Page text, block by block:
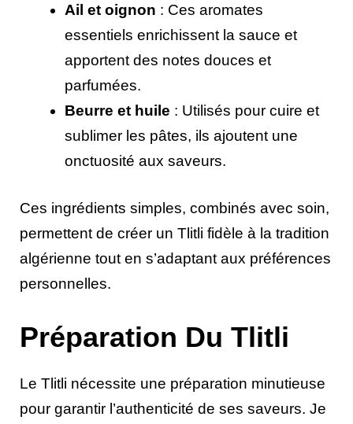
Ail et oignon : Ces aromates
essentiels enrichissent la sauce et
apportent des notes douces et
parfumées.
Beurre et huile : Utilisés pour cuire et
sublimer les pâtes, ils ajoutent une
onctuosité aux saveurs.
Ces ingrédients simples, combinés avec soin,
permettent de créer un Tlitli fidèle à la tradition
algérienne tout en s’adaptant aux préférences
personnelles.
Préparation Du Tlitli
Le Tlitli nécessite une préparation minutieuse
pour garantir l’authenticité de ses saveurs. Je